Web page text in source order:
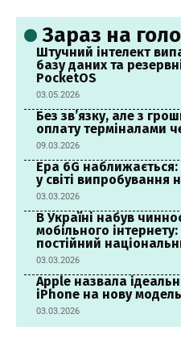
Зараз на
Штучний інтелект
базу даних та
PocketOS
03.05.2026
Без зв’язку, але з
оплату терміналами
09.03.2026
Ера 6G
у світі випробування
03.03.2026
В Україні набув
мобільного
постійний
03.03.2026
Apple назвала
iPhone на нову модель
03.03.2026